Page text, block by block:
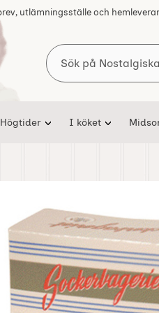
utlämningsställe och
Sök
Högtider I köket